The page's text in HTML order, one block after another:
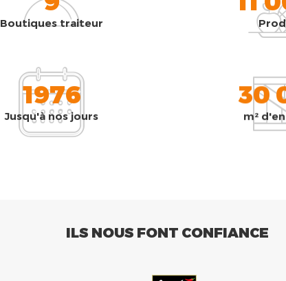
Boutiques traiteur
1976
Jusqu'à nos jours
30
m²
ILS NOUS FONT CONFIANCE